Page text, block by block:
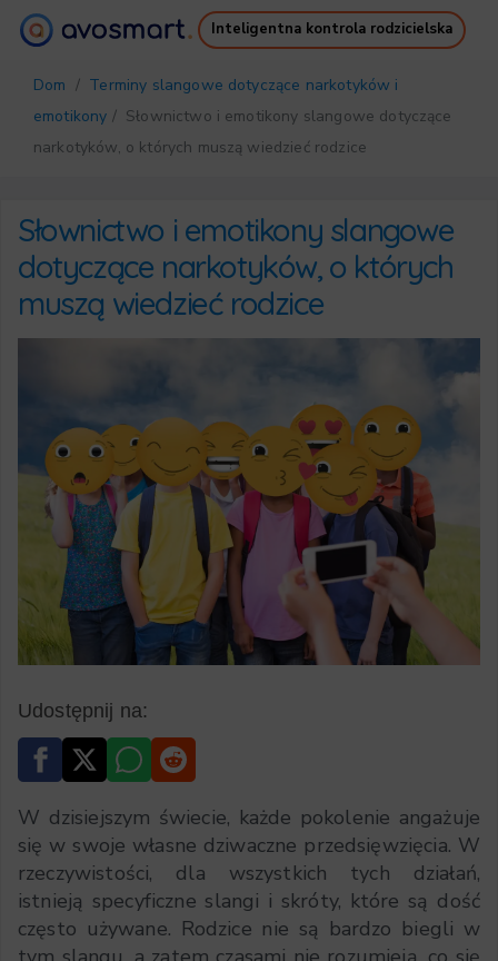
Inteligentna kontrola rodzicielska
Jak to działa
Cennik
Pobierz
Wsparcie
Darmowy Ebook
Dom / Terminy slangowe dotyczące narkotyków i
emotikony / Słownictwo i emotikony slangowe dotyczące
narkotyków, o których muszą wiedzieć rodzice
Słownictwo i emotikony slangowe
dotyczące narkotyków, o których
muszą wiedzieć rodzice
Udostępnij na:
W dzisiejszym świecie, każde pokolenie angażuje
się w swoje własne dziwaczne przedsięwzięcia. W
rzeczywistości, dla wszystkich tych działań,
istnieją specyficzne slangi i skróty, które są dość
często używane. Rodzice nie są bardzo biegli w